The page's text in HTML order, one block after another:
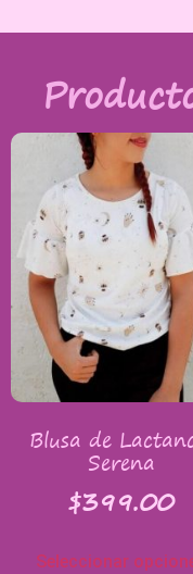
Blusa de
Serena
$399.00
Seleccionar